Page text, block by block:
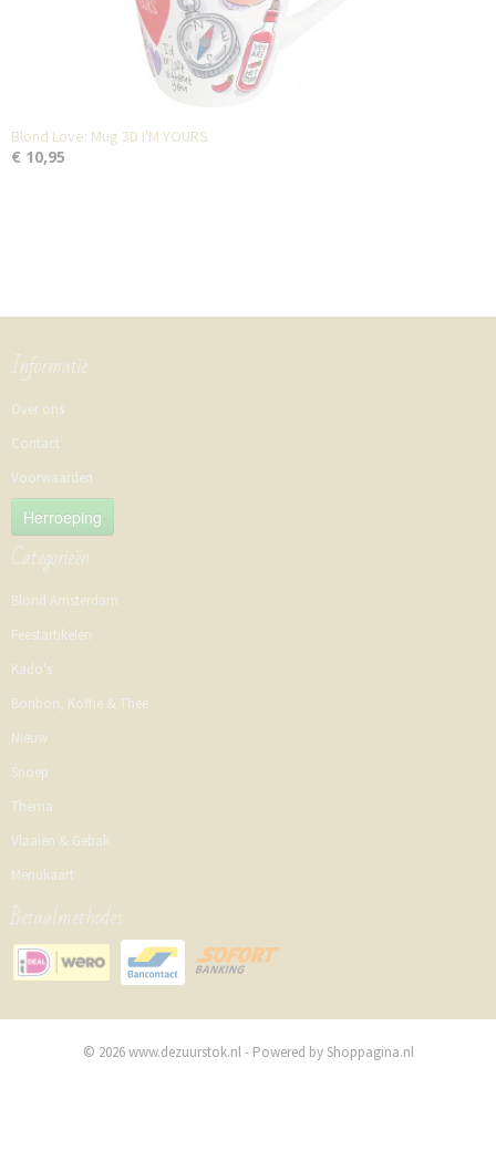
Blond Love: Mug 3D I'M YOURS
€ 10,95
Informatie
Over ons
Contact
Voorwaarden
Herroeping
Categorieën
Blond Amsterdam
Feestartikelen
Kado's
Bonbon, Koffie & Thee
Nieuw
Snoep
Thema
Vlaaien & Gebak
Menukaart
Betaalmethodes
© 2026 www.dezuurstok.nl - Powered by Shoppagina.nl